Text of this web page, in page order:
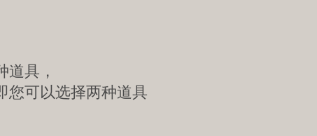
道具，
您可以选择两种道具